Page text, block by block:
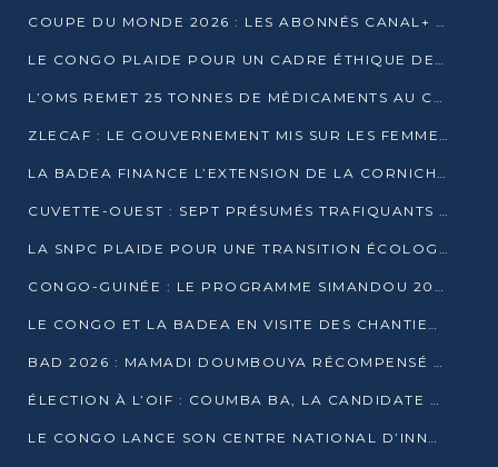
COUPE DU MONDE 2026 : LES ABONNÉS CANAL+ AU CONGO DÉÇUS À QUELQUES JOURS DU COUP D’ENVOI
LE CONGO PLAIDE POUR UN CADRE ÉTHIQUE DE L’INTELLIGENCE ARTIFICIELLE À DAKAR
L’OMS REMET 25 TONNES DE MÉDICAMENTS AU CONGO POUR RENFORCER LA RIPOSTE AUX ÉPIDÉMIES
ZLECAF : LE GOUVERNEMENT MIS SUR LES FEMMES ENTREPRENEURES
LA BADEA FINANCE L’EXTENSION DE LA CORNICHE SUD DE BRAZZAVILLE
CUVETTE-OUEST : SEPT PRÉSUMÉS TRAFIQUANTS DE FAUNE INTERPELLÉS À EWO ET KELLÉ
LA SNPC PLAIDE POUR UNE TRANSITION ÉCOLOGIQUE PROGRESSIVE
CONGO-GUINÉE : LE PROGRAMME SIMANDOU 2040 AU CŒUR DES ÉCHANGES À LA BAD
LE CONGO ET LA BADEA EN VISITE DES CHANTIERS
BAD 2026 : MAMADI DOUMBOUYA RÉCOMPENSÉ PAR LE TROPHÉE BABACAR NDIAYE À BRAZZAVILLE
ÉLECTION À L’OIF : COUMBA BA, LA CANDIDATE DISCRÈTE QUI BOUSCULE LE JEU DIPLOMATIQUE
LE CONGO LANCE SON CENTRE NATIONAL D’INNOVATION